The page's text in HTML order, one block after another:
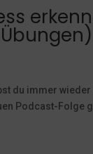
du immer
Podcast-Folge